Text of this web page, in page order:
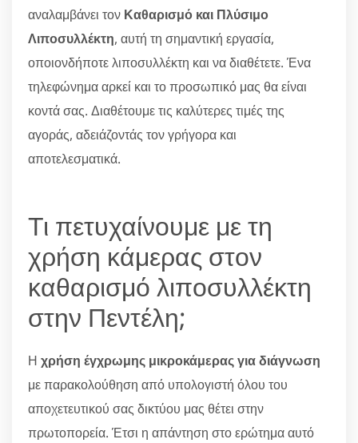
αναλαμβάνει τον Καθαρισμό και Πλύσιμο
Λιποσυλλέκτη, αυτή τη σημαντική εργασία,
οποιονδήποτε λιποσυλλέκτη και να διαθέτετε. Ένα
τηλεφώνημα αρκεί και το προσωπικό μας θα είναι
κοντά σας. Διαθέτουμε τις καλύτερες τιμές της
αγοράς, αδειάζοντάς τον γρήγορα και
αποτελεσματικά.
Τι πετυχαίνουμε με τη
χρήση κάμερας στον
καθαρισμό λιποσυλλέκτη
στην Πεντέλη;
Η χρήση έγχρωμης μικροκάμερας για διάγνωση
με παρακολούθηση από υπολογιστή όλου του
αποχετευτικού σας δικτύου μας θέτει στην
πρωτοπορεία. Έτσι η απάντηση στο ερώτημα αυτό